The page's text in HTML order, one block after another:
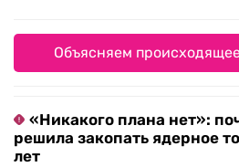
Объясняем
«Никакого плана нет»:
решила закопать ядерное
лет